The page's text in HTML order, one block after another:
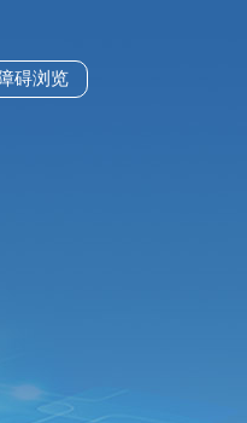
碍浏览